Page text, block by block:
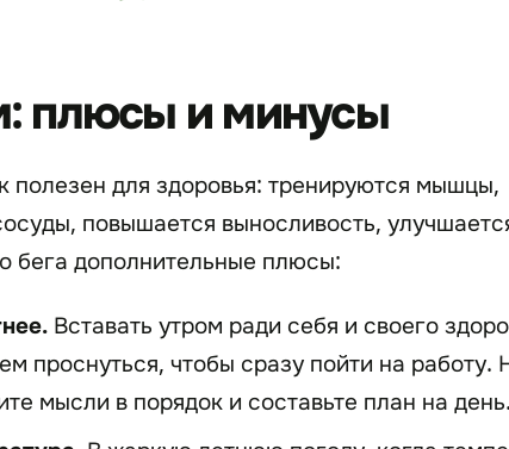
плюсы и минусы
полезен для здоровья: тренируются мышцы,
повышается выносливость,
бега дополнительные плюсы:
Вставать утром ради себя и своего
проснуться, чтобы сразу пойти на работу.
мысли в порядок и составьте план на